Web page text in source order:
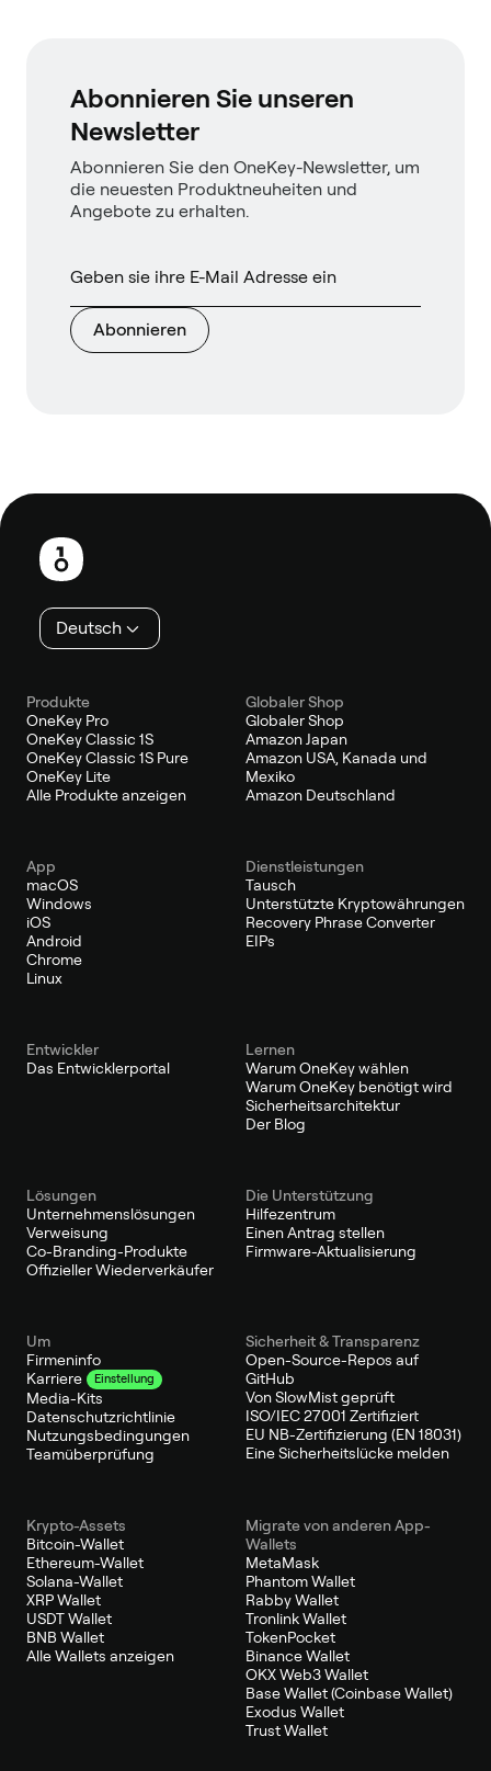
Abonnieren Sie unseren
Newsletter
Abonnieren Sie den OneKey-Newsletter, um
die neuesten Produktneuheiten und
Angebote zu erhalten.
Abonnieren
Fußzeile
Deutsch
Produkte
OneKey Pro
OneKey Classic 1S
OneKey Classic 1S Pure
OneKey Lite
Alle Produkte anzeigen
Globaler Shop
Globaler Shop
Amazon Japan
Amazon USA, Kanada und
Mexiko
Amazon Deutschland
App
macOS
Windows
iOS
Android
Chrome
Linux
Dienstleistungen
Tausch
Unterstützte Kryptowährungen
Recovery Phrase Converter
EIPs
Entwickler
Das Entwicklerportal
Lernen
Warum OneKey wählen
Warum OneKey benötigt wird
Sicherheitsarchitektur
Der Blog
Lösungen
Unternehmenslösungen
Verweisung
Co-Branding-Produkte
Offizieller Wiederverkäufer
Die Unterstützung
Hilfezentrum
Einen Antrag stellen
Firmware-Aktualisierung
Um
Firmeninfo
Karriere
Einstellung
Media-Kits
Datenschutzrichtlinie
Nutzungsbedingungen
Teamüberprüfung
Sicherheit & Transparenz
Open-Source-Repos auf
GitHub
Von SlowMist geprüft
ISO/IEC 27001 Zertifiziert
EU NB-Zertifizierung (EN 18031)
Eine Sicherheitslücke melden
Krypto-Assets
Bitcoin-Wallet
Ethereum-Wallet
Solana-Wallet
XRP Wallet
USDT Wallet
BNB Wallet
Alle Wallets anzeigen
Migrate von anderen App-
Wallets
MetaMask
Phantom Wallet
Rabby Wallet
Tronlink Wallet
TokenPocket
Binance Wallet
OKX Web3 Wallet
Base Wallet (Coinbase Wallet)
Exodus Wallet
Trust Wallet